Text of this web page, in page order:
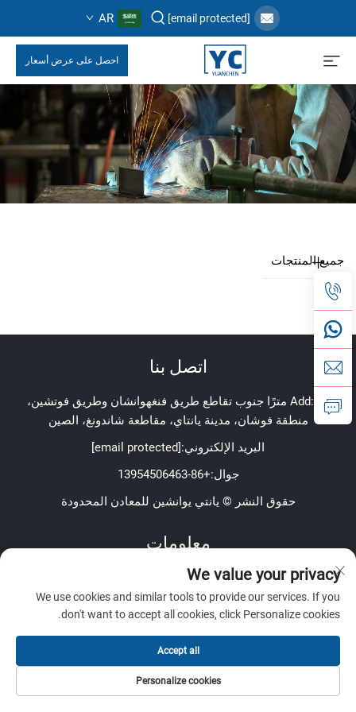
[email protected]
AR
احصل على عرض أسعار
جميع المنتجات
اتصل بنا
Add: 80 مترًا جنوب تقاطع طريق فنغهوانشان وطريق فوتشين،
منطقة فوشان، مدينة يانتاي، مقاطعة شاندونغ، الصين
البريد الإلكتروني:[email protected]
جوال:+86-13954506463
حقوق النشر © يانتي يوانشين للمعادن المحدودة
معلومات
اشترك لتلقي نشرتنا الإخبارية الأسبوعية
إرسال
We value your privacy
We use cookies and similar tools to provide our services. If you
don't want to accept all cookies, click Personalize cookies.
Personalize cookies
Accept all